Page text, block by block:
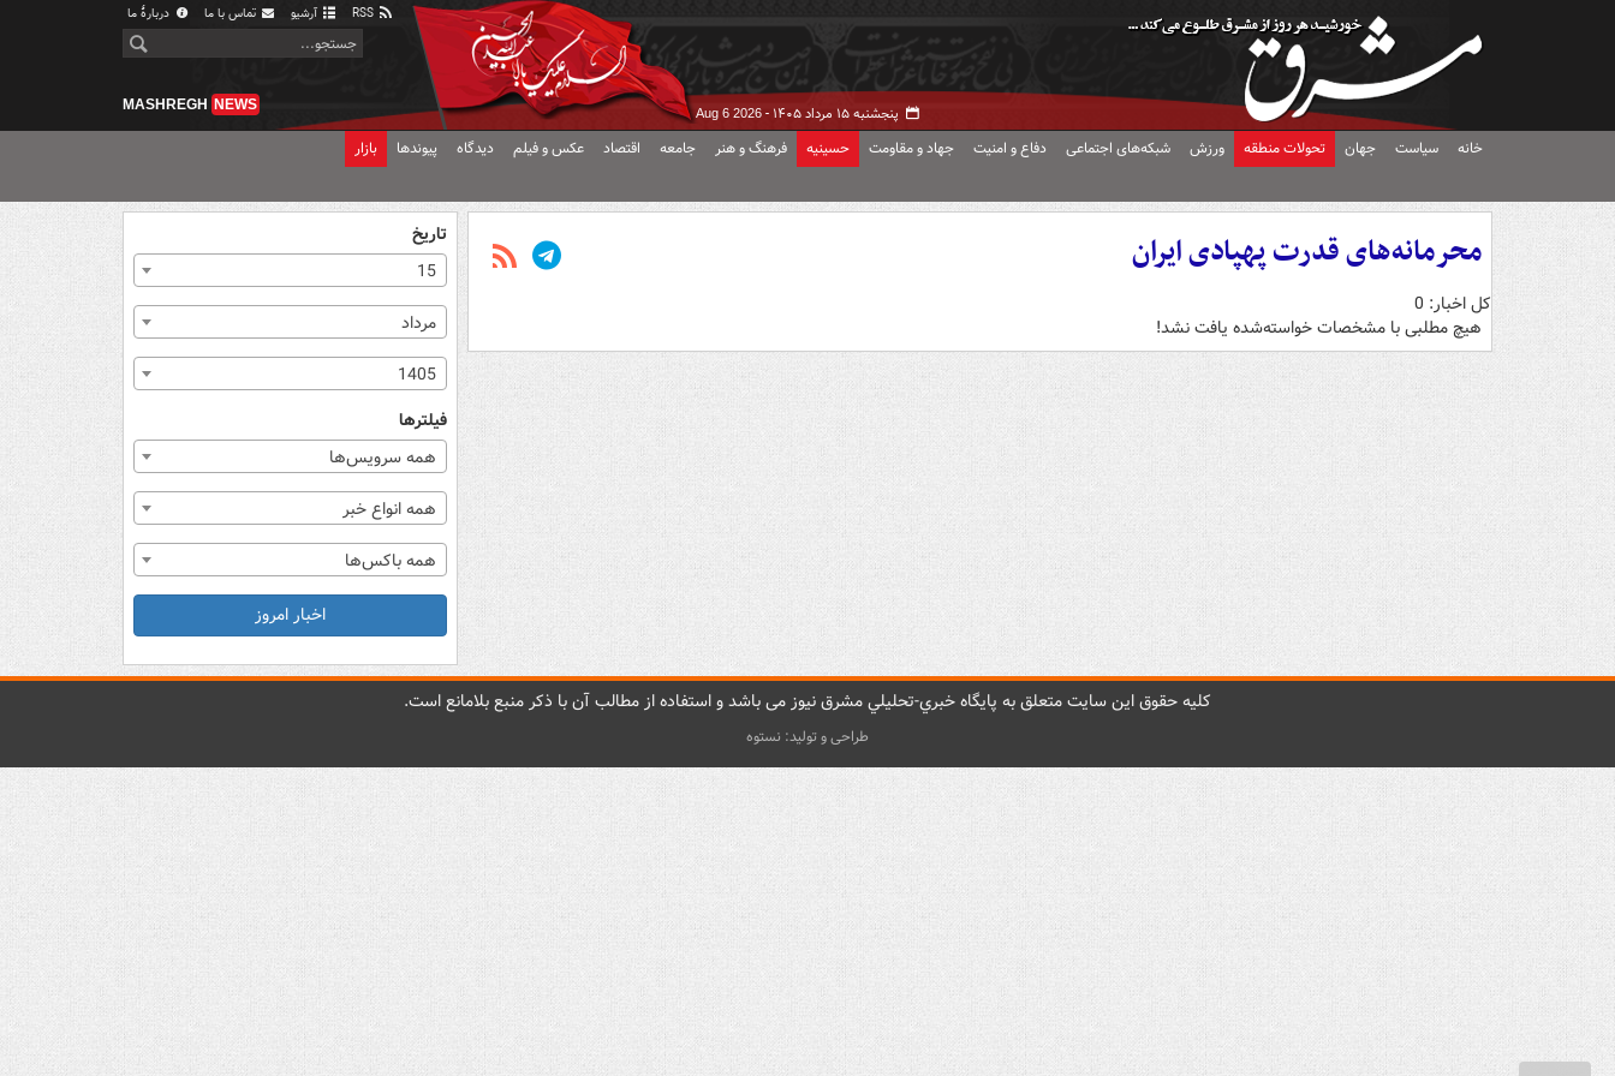
آرشیو تماس با ما دربارهٔ ما
پنجشنبه ۱۵ مرداد ۱۴۰۵ - Aug 6 2026
MASHREGH NEWS
خانه سیاست جهان تحولات منطقه ورزش شبکه‌های اجتماعی دفاع و امنیت جهاد و مقاومت حسینیه فرهنگ و هنر جامعه اقتصاد عکس و فیلم دیدگاه پیوندها بازار
محرمانه‌های قدرت پهپادی ایران
کل اخبار: 0
هیچ مطلبی با مشخصات خواسته‌شده یافت نشد!
تاریخ
15
مرداد
1405
فیلترها
همه سرویس‌ها
همه انواع خبر
همه باکس‌ها
اخبار امروز
کليه حقوق اين سايت متعلق به پایگاه خبري-تحليلي مشرق نيوز می باشد و استفاده از مطالب آن با ذکر منبع بلامانع است.
طراحی و تولید: نستوه